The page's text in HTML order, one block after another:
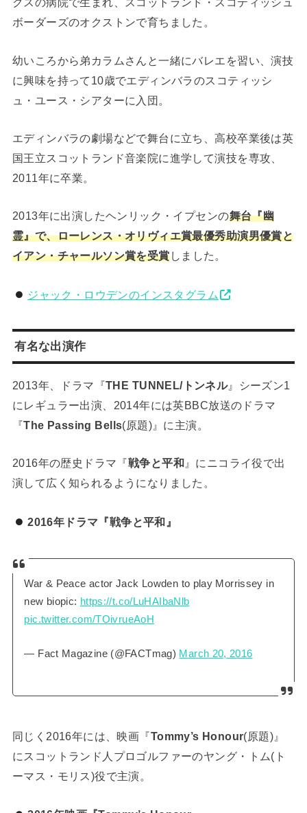
ボーダーズのオクストンで育ちました。
幼いころから弟カラムさんと一緒にバレエを習い、演技
に興味を持って10歳でエディンバラのスコティッシ
ュ・ユース・シアターに入団。
エディンバラの劇場などで舞台に立ち、高校卒業後は英
国王立スコットランド音楽院に進学して演技を専攻、
2011年に卒業。
2013年に出演したヘンリック・イプセンの舞台『幽
霊』で、ローレンス・オリヴィエ賞最優秀助演男優賞と
イアン・チャールソン賞を受賞しました。
ジャック・ロウデンのインスタグラム
有名な出演作
2013年、ドラマ『THE TUNNEL/トンネル』シーズン1
にレギュラー出演、2014年には英BBC放送のドラマ
『The Passing Bells(原題)』に主演。
2016年の歴史ドラマ『戦争と平和 』にニコライ役で出
演して広く知られるようになりました。
2016年ドラマ『戦争と平和』
War & Peace actor Jack Lowden to play Morrissey in
new biopic: https://t.co/LuHAIbaNlb
pic.twitter.com/TOivrueAoH
— Fact Magazine (@FACTmag) March 20, 2016
同じく2016年には、映画『Tommy’s Honour(原題)』
にスコットランド人プロゴルファーのヤング・トム(ト
ーマス・モリス)役で主演。